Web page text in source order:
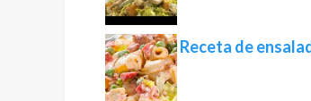
Receta de